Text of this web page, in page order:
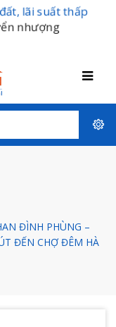
lãi suất thấp
nhượng
ĐÌNH PHÙNG –
ĐẾN CHỢ ĐÊM HÀ